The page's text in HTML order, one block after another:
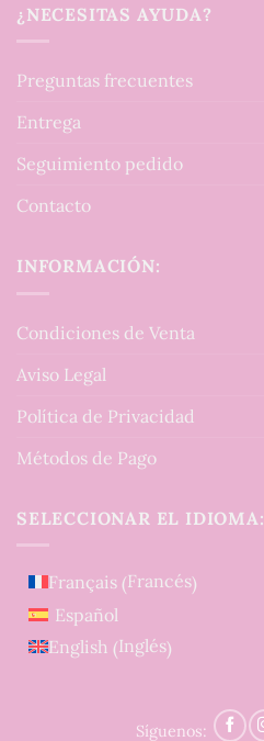
¿NECESITAS AYUDA?
Preguntas frecuentes
Entrega
Seguimiento pedido
Contacto
INFORMACIÓN:
Condiciones de Venta
Aviso Legal
Política de Privacidad
Métodos de Pago
SELECCIONAR EL IDIOMA:
Français (Francés)
Español
English (Inglés)
Síguenos: